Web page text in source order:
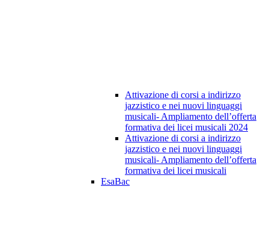
Attivazione di corsi a indirizzo
jazzistico e nei nuovi linguaggi
musicali- Ampliamento dell’offerta
formativa dei licei musicali 2024
Attivazione di corsi a indirizzo
jazzistico e nei nuovi linguaggi
musicali- Ampliamento dell’offerta
formativa dei licei musicali
EsaBac